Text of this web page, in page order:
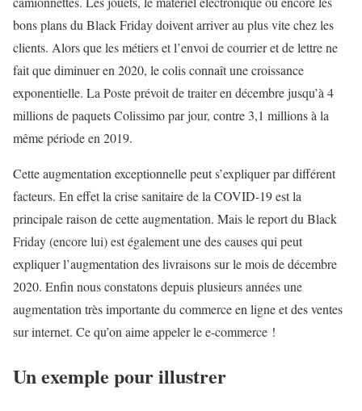
bons plans du Black Friday doivent arriver au plus vite chez les
clients. Alors que les métiers et l’envoi de courrier et de lettre ne
fait que diminuer en 2020, le colis connaît une croissance
exponentielle. La Poste prévoit de traiter en décembre jusqu’à 4
millions de paquets Colissimo par jour, contre 3,1 millions à la
même période en 2019.
Cette augmentation exceptionnelle peut s’expliquer par différent
facteurs. En effet la crise sanitaire de la COVID-19 est la
principale raison de cette augmentation. Mais le report du Black
Friday (encore lui) est également une des causes qui peut
expliquer l’augmentation des livraisons sur le mois de décembre
2020. Enfin nous constatons depuis plusieurs années une
augmentation très importante du commerce en ligne et des ventes
sur internet. Ce qu’on aime appeler le e-commerce !
Un exemple pour illustrer